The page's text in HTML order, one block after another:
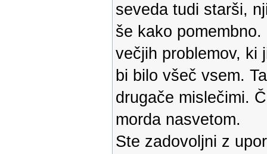
seveda tudi starši,
še kako
večjih problemov, ki
bi bilo všeč vsem.
drugače mislečimi.
morda nasvetom.
Ste zadovoljni z